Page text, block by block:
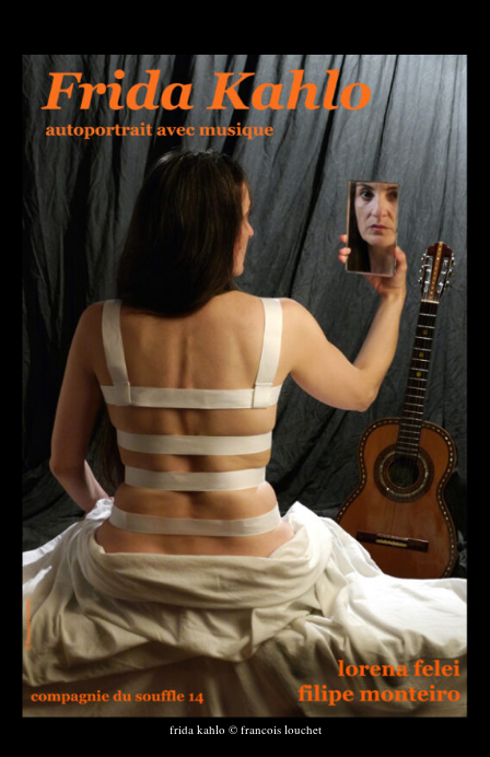
frida kahlo © francois louchet